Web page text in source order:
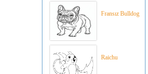
Fransız Bulldog
Raichu